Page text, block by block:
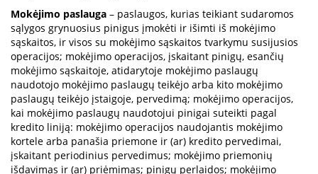
Mokėjimo paslauga – paslaugos, kurias teikiant sudaromos
sąlygos grynuosius pinigus įmokėti ir išimti iš mokėjimo
sąskaitos, ir visos su mokėjimo sąskaitos tvarkymu susijusios
operacijos; mokėjimo operacijos, įskaitant pinigų, esančių
mokėjimo sąskaitoje, atidarytoje mokėjimo paslaugų
naudotojo mokėjimo paslaugų teikėjo arba kito mokėjimo
paslaugų teikėjo įstaigoje, pervedimą; mokėjimo operacijos,
kai mokėjimo paslaugų naudotojui pinigai suteikti pagal
kredito liniją: mokėjimo operacijos naudojantis mokėjimo
kortele arba panašia priemone ir (ar) kredito pervedimai,
įskaitant periodinius pervedimus; mokėjimo priemonių
išdavimas ir (ar) priėmimas; pinigų perlaidos; mokėjimo